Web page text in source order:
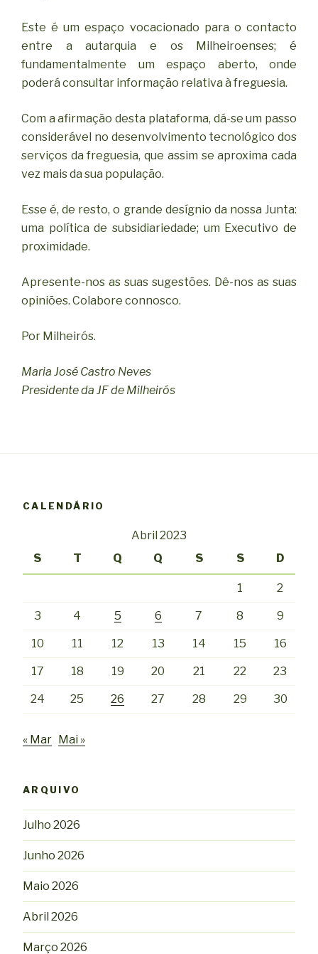
Este é um espaço vocacionado para o contacto
entre a autarquia e os Milheiroenses; é
fundamentalmente um espaço aberto, onde
poderá consultar informação relativa à freguesia.
Com a afirmação desta plataforma, dá-se um passo
considerável no desenvolvimento tecnológico dos
serviços da freguesia, que assim se aproxima cada
vez mais da sua população.
Esse é, de resto, o grande desígnio da nossa Junta:
uma política de subsidiariedade; um Executivo de
proximidade.
Apresente-nos as suas sugestões. Dê-nos as suas
opiniões. Colabore connosco.
Por Milheirós.
Maria José Castro Neves
Presidente da JF de Milheirós
CALENDÁRIO
Abril 2023
S
T Q Q S S D
1 2
3 4 5 6 7 8 9
10 11 12 13 14 15 16
17 18 19 20 21 22 23
24 25 26 27 28 29 30
« Mar Mai »
ARQUIVO
Julho 2026
Junho 2026
Maio 2026
Abril 2026
Março 2026